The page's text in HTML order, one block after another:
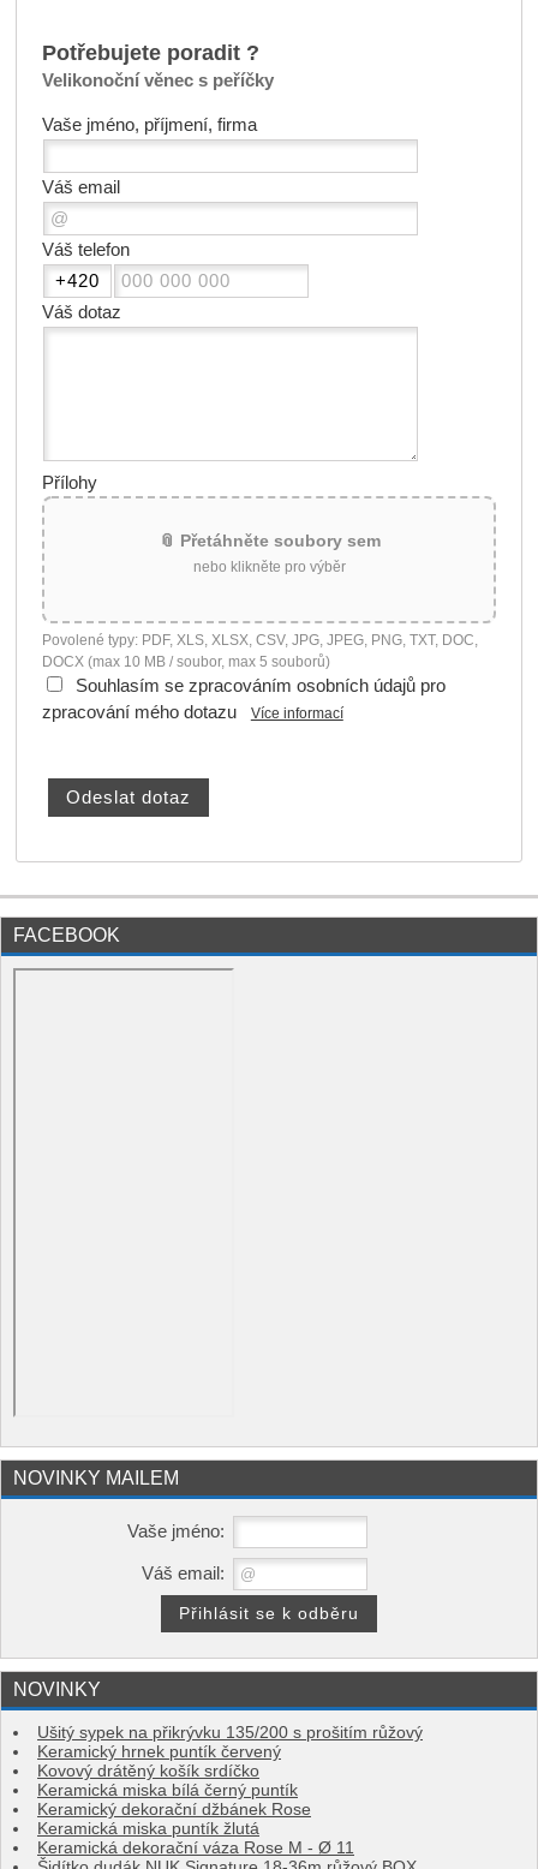
Potřebujete poradit ?
Velikonoční věnec s peříčky
Vaše jméno, příjmení, firma
Váš email
Váš telefon
Váš dotaz
Přílohy
📎 Přetáhněte soubory sem
nebo klikněte pro výběr
Povolené typy: PDF, XLS, XLSX, CSV, JPG, JPEG, PNG, TXT, DOC,
DOCX (max 10 MB / soubor, max 5 souborů)
Souhlasím se zpracováním osobních údajů pro
zpracování mého dotazu
Více informací
FACEBOOK
NOVINKY MAILEM
Vaše jméno:
Váš email:
NOVINKY
Ušitý sypek na přikrývku 135/200 s prošitím růžový
Keramický hrnek puntík červený
Kovový drátěný košík srdíčko
Keramická miska bílá černý puntík
Keramický dekorační džbánek Rose
Keramická miska puntík žlutá
Keramická dekorační váza Rose M - Ø 11